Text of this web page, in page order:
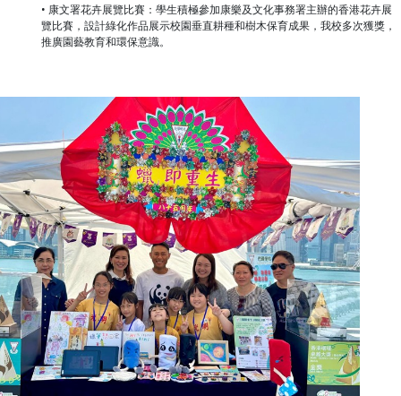
• 康文署花卉展覽比賽：學生積極參加康樂及文化事務署主辦的香港花卉展
覽比賽，設計綠化作品展示校園垂直耕種和樹木保育成果，我校多次獲獎，
推廣園藝教育和環保意識。